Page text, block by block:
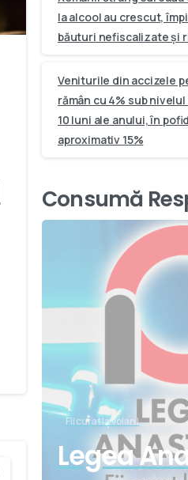
la alcool au crescut,
băuturi nefiscalizate și
Veniturile din accizele
rămân cu 4% sub
10 luni ale anului, în
aproximativ 15%
Consumă
Fii curat la volan!
Legea